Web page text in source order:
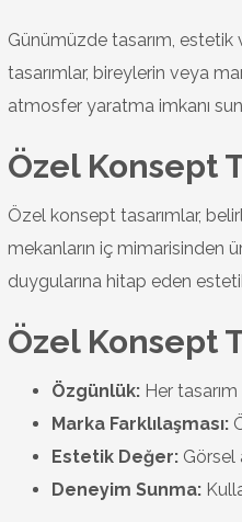
Günümüzde tasarım,
tasarımlar, bireylerin veya
atmosfer yaratma imkanı
Özel Konsept
Özel konsept tasarımlar,
mekanların iç mimarisinden
duygularına hitap eden
Özel Konsept
Özgünlük: Her
Marka Farklılaşması:
Estetik Değer: Görsel
Deneyim Sunma: